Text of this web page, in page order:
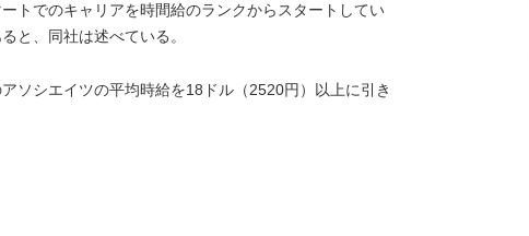
トでのキャリアを時間給のランクからスタートしてい
と、同社は述べている。
ソシエイツの平均時給を18ドル（2520円）以上に引き